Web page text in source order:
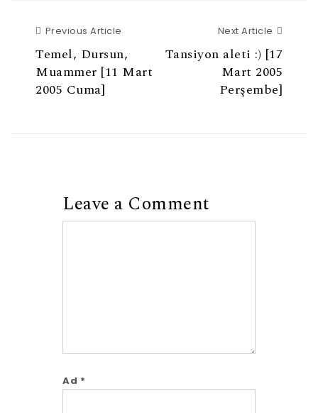
Previous Article
Temel, Dursun,
Muammer [11 Mart
2005 Cuma]
Next Article
Tansiyon aleti :) [17
Mart 2005
Perşembe]
Leave a Comment
Ad *